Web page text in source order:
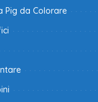
Pig da Colorare